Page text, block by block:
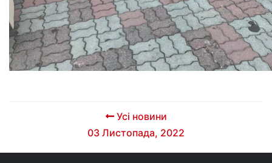
Усі новини
03 Листопада, 2022